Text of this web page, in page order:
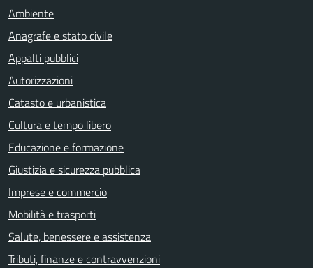
Ambiente
Anagrafe e stato civile
Appalti pubblici
Autorizzazioni
Catasto e urbanistica
Cultura e tempo libero
Educazione e formazione
Giustizia e sicurezza pubblica
Imprese e commercio
Mobilità e trasporti
Salute, benessere e assistenza
Tributi, finanze e contravvenzioni